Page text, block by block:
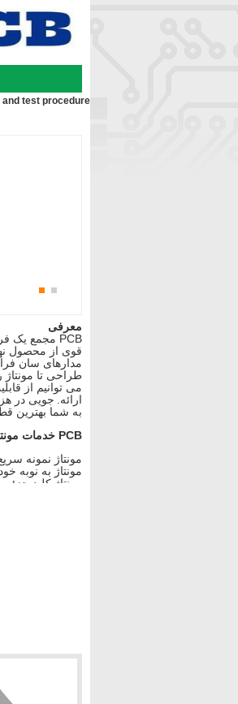
test procedure?
معرفی
قوی از محصول
طراحی تا مونتاژ
می توانیم از
ارائه. جویی در
به شما بهترین
PCB خدمات مونتاژ:
مونتاژ نمونه
مونتاژ به نوبه
مونتاژ کلید جزئی
BGA از X-Ray بازرسی
فناوری
تست عملکرد